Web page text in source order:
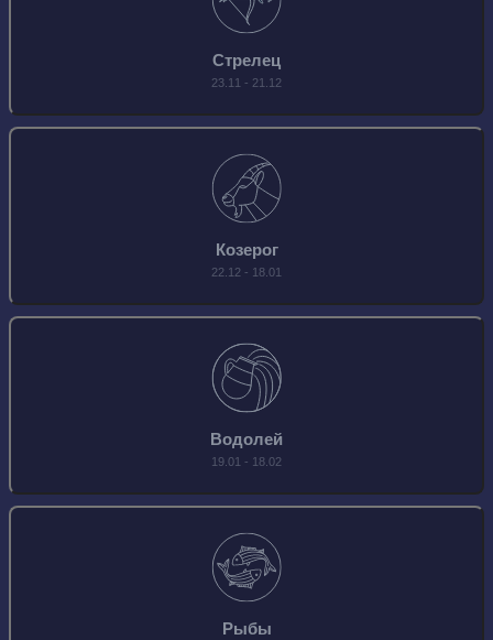
Стрелец
23.11 - 21.12
Козерог
22.12 - 18.01
Водолей
19.01 - 18.02
Рыбы